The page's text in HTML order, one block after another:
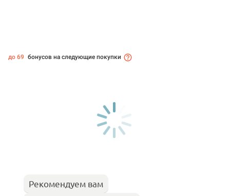
до 69 бонусов на следующие покупки
Рекомендуем вам